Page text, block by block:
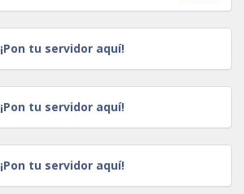
¡Pon tu servidor aquí!
¡Pon tu servidor aquí!
¡Pon tu servidor aquí!